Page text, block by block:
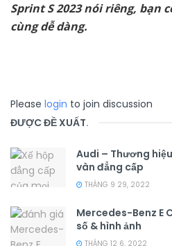
Sprint S 2023 nói riêng, bạn
cùng dễ dàng.
Please login to join discussion
ĐƯỢC ĐỀ XUẤT.
Audi – Thương
vàn đẳng cấp
THÁNG 9 29, 2022
Mercedes-Benz E
số & hình ảnh
THÁNG 12 6, 2022